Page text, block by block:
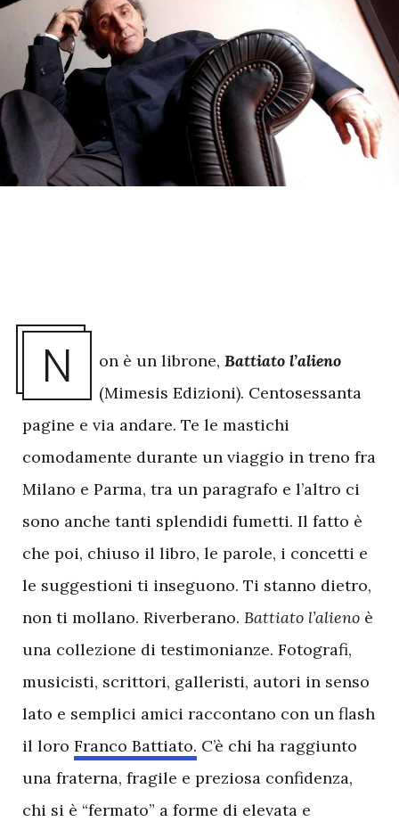
N on è un librone, Battiato l’alieno
(Mimesis Edizioni). Centosessanta
pagine e via andare. Te le mastichi
comodamente durante un viaggio in treno fra
Milano e Parma, tra un paragrafo e l’altro ci
sono anche tanti splendidi fumetti. Il fatto è
che poi, chiuso il libro, le parole, i concetti e
le suggestioni ti inseguono. Ti stanno dietro,
non ti mollano. Riverberano. Battiato l’alieno è
una collezione di testimonianze. Fotografi,
musicisti, scrittori, galleristi, autori in senso
lato e semplici amici raccontano con un flash
il loro Franco Battiato. C’è chi ha raggiunto
una fraterna, fragile e preziosa confidenza,
chi si è “fermato” a forme di elevata e